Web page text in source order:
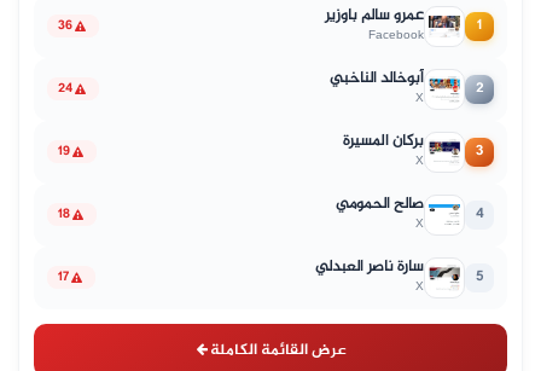
1 عمرو سالم باوزير
Facebook
36
2 أبوخالد الناخبي
X
24
3 بركان المسيرة
X
19
4 صالح الحمومي
X
18
5 سارة ناصر العبدلي
X
17
عرض القائمة الكاملة